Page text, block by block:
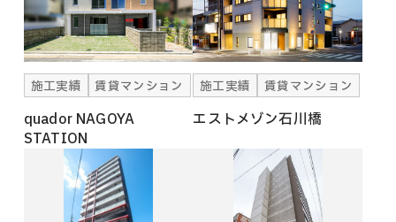
施工実績 賃貸マンション
quador NAGOYA
STATION
施工実績 賃貸マンション
エストメゾン石川橋